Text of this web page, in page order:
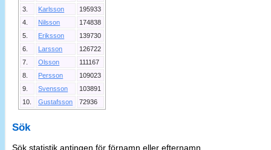
3.
Karlsson
195933
4.
Nilsson
174838
5.
Eriksson
139730
6.
Larsson
126722
7.
Olsson
111167
8.
Persson
109023
9.
Svensson
103891
10.
Gustafsson 72936
Sök
Sök statistik antingen för förnamn eller efternamn